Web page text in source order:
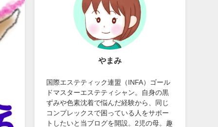
やまみ
国際エステティック連盟（INFA）ゴール
ドマスターエステティシャン。自身の黒
ずみや色素沈着で悩んだ経験から、同じ
コンプレックスで困っている人をサポー
トしたいと当ブログを開設。2児の母。趣